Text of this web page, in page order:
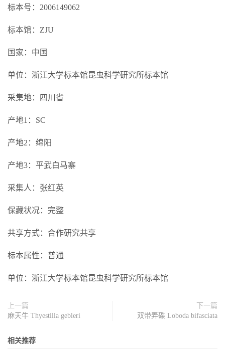
标本号：2006149062
标本馆：ZJU
国家：中国
单位：浙江大学标本馆昆虫科学研究所标本馆
采集地：四川省
产地1：SC
产地2：绵阳
产地3：平武白马寨
采集人：张红英
保藏状况：完整
共享方式：合作研究共享
标本属性：普通
单位：浙江大学标本馆昆虫科学研究所标本馆
上一篇
麻天牛 Thyestilla gebleri
下一篇
双带弄碟 Loboda bifasciata
相关推荐